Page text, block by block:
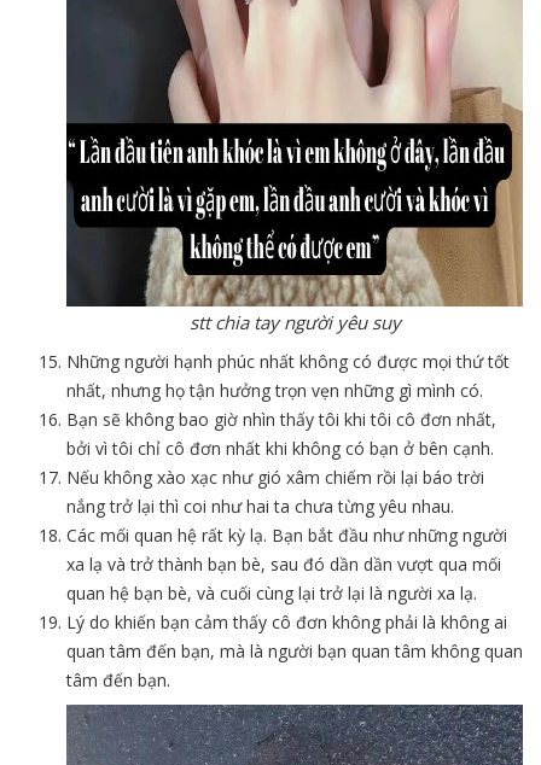
stt chia tay người yêu suy
Những người hạnh phúc nhất không có được mọi thứ tốt
nhất, nhưng họ tận hưởng trọn vẹn những gì mình có.
Bạn sẽ không bao giờ nhìn thấy tôi khi tôi cô đơn nhất,
bởi vì tôi chỉ cô đơn nhất khi không có bạn ở bên cạnh.
Nếu không xào xạc như gió xâm chiếm rồi lại báo trời
nắng trở lại thì coi như hai ta chưa từng yêu nhau.
Các mối quan hệ rất kỳ lạ. Bạn bắt đầu như những người
xa lạ và trở thành bạn bè, sau đó dần dần vượt qua mối
quan hệ bạn bè, và cuối cùng lại trở lại là người xa lạ.
Lý do khiến bạn cảm thấy cô đơn không phải là không ai
quan tâm đến bạn, mà là người bạn quan tâm không quan
tâm đến bạn.